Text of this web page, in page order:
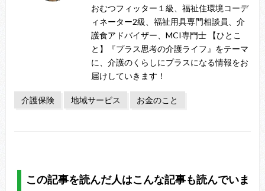
おむつフィッター１級、福祉住環境コーデ
ィネーター2級、福祉用具専門相談員、介
護食アドバイザー、MCI専門士 【ひとこ
と】『プラス思考の介護ライフ』をテーマ
に、介護のくらしにプラスになる情報をお
届けしていきます！
介護保険 地域サービス お金のこと
この記事を読んだ人はこんな記事も読んでいま